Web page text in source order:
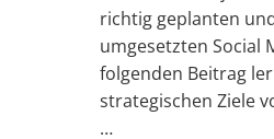
richtig geplanten
umgesetzten Social
folgenden Beitrag
strategischen Ziele
…